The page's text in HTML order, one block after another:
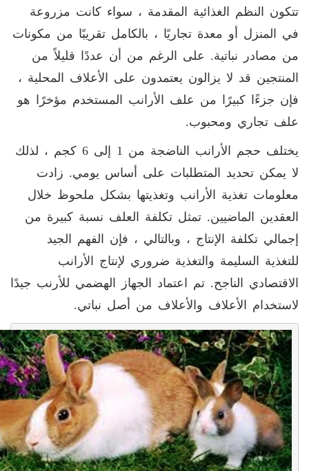
تتكون النظم الغذائية المقدمة ، سواء كانت مزروعة
في المنزل أو معدة تجاريًا ، بالكامل تقريبًا من مكونات
من مصادر نباتية. على الرغم من أن عددًا قليلاً من
المنتجين قد لا يزالون يعتمدون على الأعلاف المحلية ،
فإن جزءًا كبيرًا من علف الأرانب المستخدم مؤخرًا هو
علف تجاري ومحبوب.
يختلف حجم الأرانب الناضجة من 1 إلى 6 كجم ، لذلك
لا يمكن تحديد المتطلبات على أساس يومي. زادت
معلومات تغذية الأرانب وتغذيتها بشكل ملحوظ خلال
العقدين الماضيين. تمثل تكلفة العلف نسبة كبيرة من
إجمالي تكلفة الإنتاج ، وبالتالي ، فإن الفهم الجيد
للتغذية السليمة والتغذية ضروري لإنتاج الأرانب
الاقتصادي الناجح. تم اعتماد الجهاز الهضمي للأرنب جيدًا
لاستخدام الأعلاف والأعلاف من أصل نباتي.